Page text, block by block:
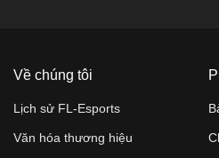
Về chúng tôi
Lịch sử FL-Esports
Văn hóa thương hiệu